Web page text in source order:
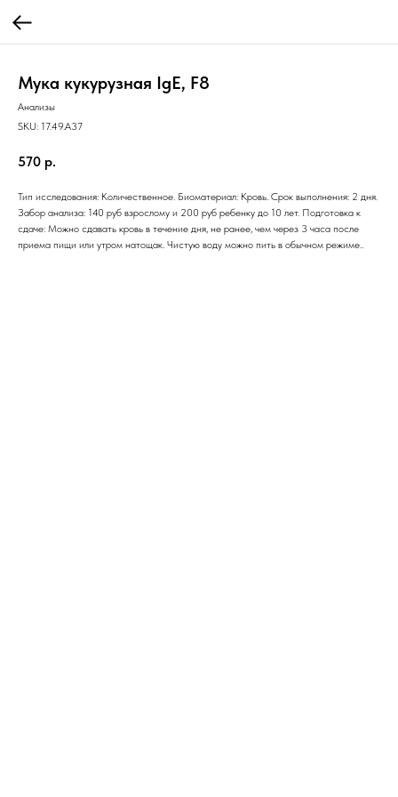
Мука кукурузная IgE, F8
Анализы
SKU: 17.49.A37
570 р.
Тип исследования: Количественное. Биоматериал: Кровь. Срок выполнения: 2 дня.
Забор анализа: 140 руб взрослому и 200 руб ребенку до 10 лет. Подготовка к
сдаче: Можно сдавать кровь в течение дня, не ранее, чем через 3 часа после
приема пищи или утром натощак. Чистую воду можно пить в обычном режиме..